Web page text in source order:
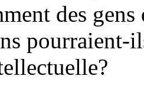
des
pourraient-